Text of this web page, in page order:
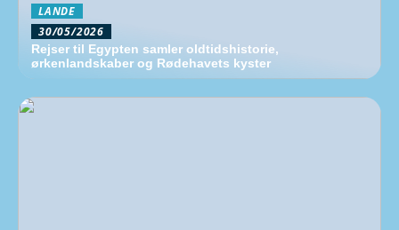
LANDE
30/05/2026
Rejser til Egypten samler oldtidshistorie,
ørkenlandskaber og Rødehavets kyster